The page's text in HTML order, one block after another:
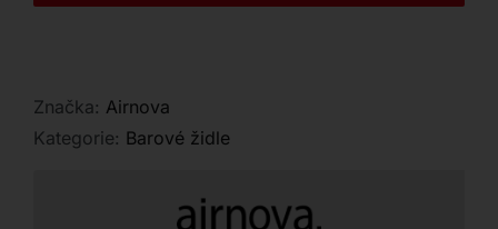
Značka: Airnova
Kategorie: Barové židle